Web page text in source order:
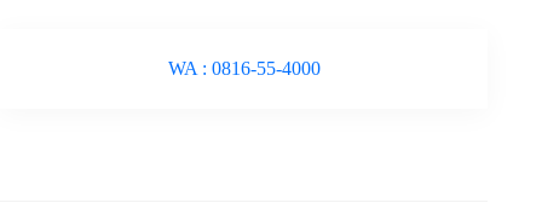
WA : 0816-55-4000